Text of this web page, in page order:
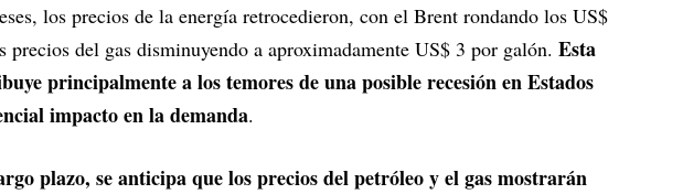
los precios de la energía retrocedieron, con el Brent rondando los US$
del gas disminuyendo a aproximadamente US$ 3 por galón. Esta
principalmente a los temores de una posible recesión en Estados
impacto en la demanda.
plazo, se anticipa que los precios del petróleo y el gas mostrarán